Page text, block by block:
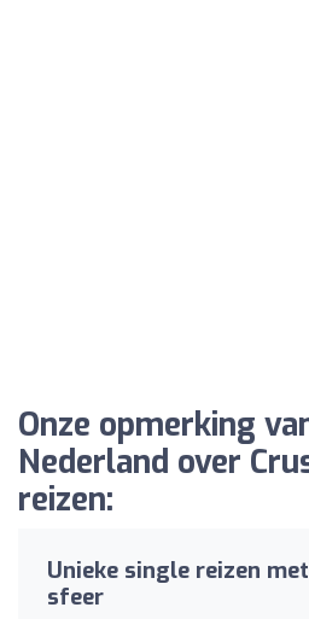
Onze opmerking
Nederland over
reizen:
Unieke single reizen
sfeer